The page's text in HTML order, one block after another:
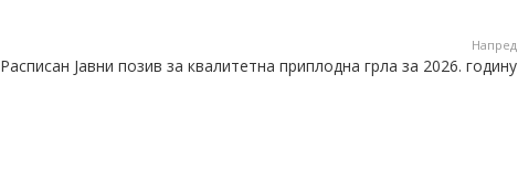
Напред
Расписан Јавни позив за квалитетна приплодна грла за 2026. годину